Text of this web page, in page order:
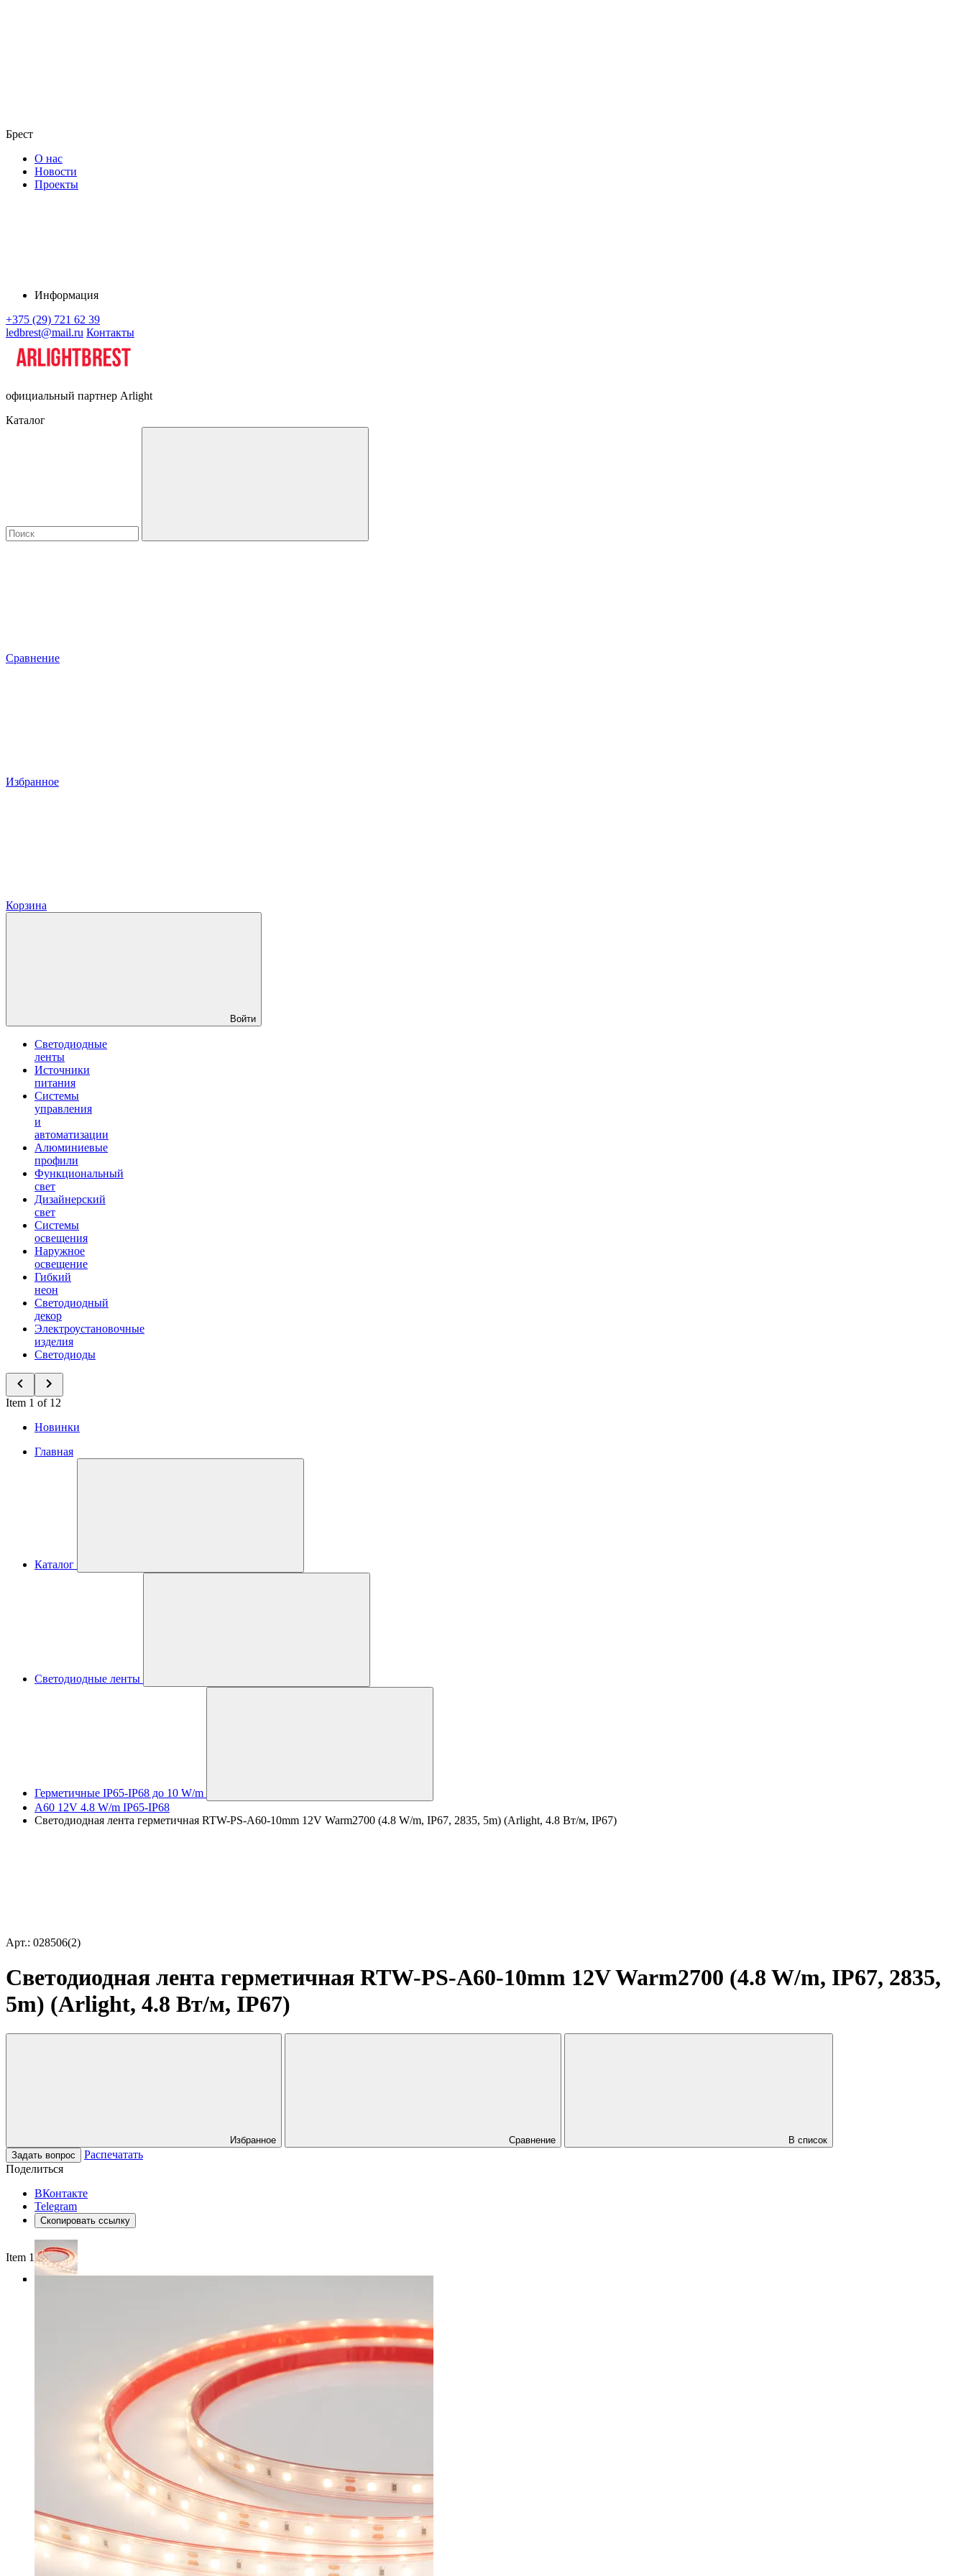
Брест
О нас
Новости
Проекты
Информация
+375 (29) 721 62 39
ledbrest@mail.ru Контакты
официальный партнер Arlight
Каталог
Сравнение
Избранное
Корзина
Войти
Светодиодные
ленты
Источники
питания
Системы
управления
и
автоматизации
Алюминиевые
профили
Функциональный
свет
Дизайнерский
свет
Системы
освещения
Наружное
освещение
Гибкий
неон
Светодиодный
декор
Электроустановочные
изделия
Светодиоды
Item 1 of 12
Новинки
Главная
Каталог
Светодиодные ленты
Герметичные IP65-IP68 до 10 W/m
A60 12V 4.8 W/m IP65-IP68
Светодиодная лента герметичная RTW-PS-A60-10mm 12V Warm2700 (4.8 W/m, IP67, 2835, 5m) (Arlight, 4.8 Вт/м, IP67)
Арт.: 028506(2)
Светодиодная лента герметичная RTW-PS-A60-10mm 12V Warm2700 (4.8 W/m, IP67, 2835,
5m) (Arlight, 4.8 Вт/м, IP67)
Избранное Сравнение
В список
Задать вопрос
Распечатать
Поделиться
ВКонтакте
Telegram
Скопировать ссылку
Item 1 of 4